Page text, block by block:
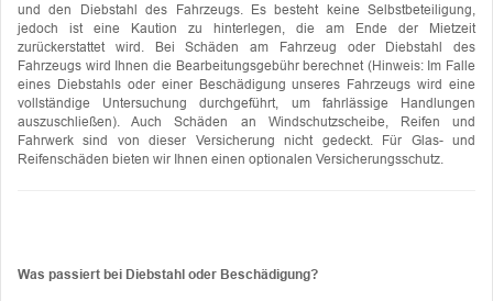
und den Diebstahl des Fahrzeugs. Es besteht keine Selbstbeteiligung,
jedoch ist eine Kaution zu hinterlegen, die am Ende der Mietzeit
zurückerstattet wird. Bei Schäden am Fahrzeug oder Diebstahl des
Fahrzeugs wird Ihnen die Bearbeitungsgebühr berechnet (Hinweis: Im Falle
eines Diebstahls oder einer Beschädigung unseres Fahrzeugs wird eine
vollständige Untersuchung durchgeführt, um fahrlässige Handlungen
auszuschließen). Auch Schäden an Windschutzscheibe, Reifen und
Fahrwerk sind von dieser Versicherung nicht gedeckt. Für Glas- und
Reifenschäden bieten wir Ihnen einen optionalen Versicherungsschutz.
Was passiert bei Diebstahl oder Beschädigung?